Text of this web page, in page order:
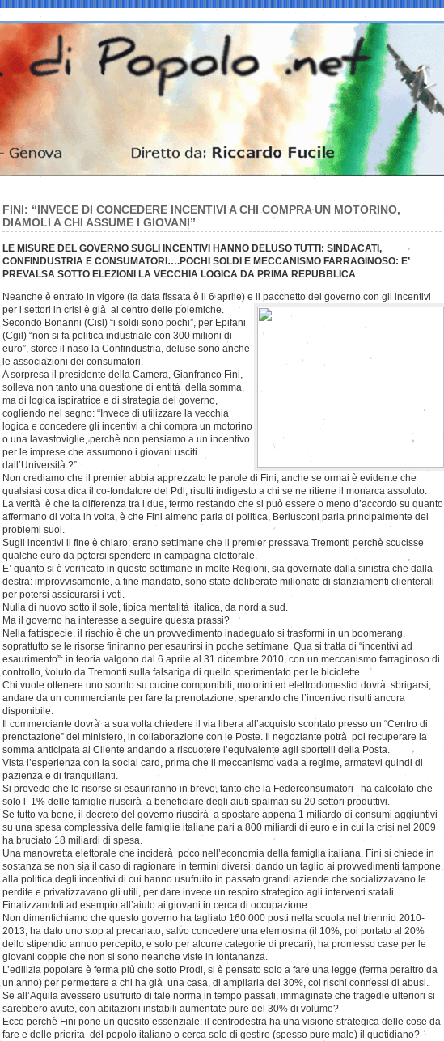
FINI: “INVECE DI CONCEDERE INCENTIVI A CHI COMPRA UN MOTORINO,
DIAMOLI A CHI ASSUME I GIOVANI”
LE MISURE DEL GOVERNO SUGLI INCENTIVI HANNO DELUSO TUTTI: SINDACATI,
CONFINDUSTRIA E CONSUMATORI….POCHI SOLDI E MECCANISMO FARRAGINOSO: E’
PREVALSA SOTTO ELEZIONI LA VECCHIA LOGICA DA PRIMA REPUBBLICA
Neanche è entrato in vigore (la data fissata è il 6 aprile) e il pacchetto del governo con gli incentivi
per i settori in crisi è già al centro delle polemiche.
Secondo Bonanni (Cisl) “i soldi sono pochi”, per Epifani
(Cgil) “non si fa politica industriale con 300 milioni di
euro”, storce il naso la Confindustria, deluse sono anche
le associazioni dei consumatori.
A sorpresa il presidente della Camera, Gianfranco Fini,
solleva non tanto una questione di entità della somma,
ma di logica ispiratrice e di strategia del governo,
cogliendo nel segno: “Invece di utilizzare la vecchia
logica e concedere gli incentivi a chi compra un motorino
o una lavastoviglie, perchè non pensiamo a un incentivo
per le imprese che assumono i giovani usciti
dall’Università ?”.
Non crediamo che il premier abbia apprezzato le parole di Fini, anche se ormai è evidente che
qualsiasi cosa dica il co-fondatore del Pdl, risulti indigesto a chi se ne ritiene il monarca assoluto.
La verità è che la differenza tra i due, fermo restando che si può essere o meno d’accordo su quanto
affermano di volta in volta, è che Fini almeno parla di politica, Berlusconi parla principalmente dei
problemi suoi.
Sugli incentivi il fine è chiaro: erano settimane che il premier pressava Tremonti perchè scucisse
qualche euro da potersi spendere in campagna elettorale.
E’ quanto si è verificato in queste settimane in molte Regioni, sia governate dalla sinistra che dalla
destra: improvvisamente, a fine mandato, sono state deliberate milionate di stanziamenti clienterali
per potersi assicurarsi i voti.
Nulla di nuovo sotto il sole, tipica mentalità italica, da nord a sud.
Ma il governo ha interesse a seguire questa prassi?
Nella fattispecie, il rischio è che un provvedimento inadeguato si trasformi in un boomerang,
soprattutto se le risorse finiranno per esaurirsi in poche settimane. Qua si tratta di “incentivi ad
esaurimento”: in teoria valgono dal 6 aprile al 31 dicembre 2010, con un meccanismo farraginoso di
controllo, voluto da Tremonti sulla falsariga di quello sperimentato per le biciclette.
Chi vuole ottenere uno sconto su cucine componibili, motorini ed elettrodomestici dovrà sbrigarsi,
andare da un commerciante per fare la prenotazione, sperando che l’incentivo risulti ancora
disponibile.
Il commerciante dovrà a sua volta chiedere il via libera all’acquisto scontato presso un “Centro di
prenotazione” del ministero, in collaborazione con le Poste. Il negoziante potrà poi recuperare la
somma anticipata al Cliente andando a riscuotere l’equivalente agli sportelli della Posta.
Vista l’esperienza con la social card, prima che il meccanismo vada a regime, armatevi quindi di
pazienza e di tranquillanti.
Si prevede che le risorse si esauriranno in breve, tanto che la Federconsumatori ha calcolato che
solo l’ 1% delle famiglie riuscirà a beneficiare degli aiuti spalmati su 20 settori produttivi.
Se tutto va bene, il decreto del governo riuscirà a spostare appena 1 miliardo di consumi aggiuntivi
su una spesa complessiva delle famiglie italiane pari a 800 miliardi di euro e in cui la crisi nel 2009
ha bruciato 18 miliardi di spesa.
Una manovretta elettorale che inciderà poco nell’economia della famiglia italiana. Fini si chiede in
sostanza se non sia il caso di ragionare in termini diversi: dando un taglio ai provvedimenti tampone,
alla politica degli incentivi di cui hanno usufruito in passato grandi aziende che socializzavano le
perdite e privatizzavano gli utili, per dare invece un respiro strategico agli interventi statali.
Finalizzandoli ad esempio all’aiuto ai giovani in cerca di occupazione.
Non dimentichiamo che questo governo ha tagliato 160.000 posti nella scuola nel triennio 2010-
2013, ha dato uno stop al precariato, salvo concedere una elemosina (il 10%, poi portato al 20%
dello stipendio annuo percepito, e solo per alcune categorie di precari), ha promesso case per le
giovani coppie che non si sono neanche viste in lontananza.
L’edilizia popolare è ferma più che sotto Prodi, si è pensato solo a fare una legge (ferma peraltro da
un anno) per permettere a chi ha già una casa, di ampliarla del 30%, coi rischi connessi di abusi.
Se all’Aquila avessero usufruito di tale norma in tempo passati, immaginate che tragedie ulteriori si
sarebbero avute, con abitazioni instabili aumentate pure del 30% di volume?
Ecco perchè Fini pone un quesito essenziale: il centrodestra ha una visione strategica delle cose da
fare e delle priorità del popolo italiano o cerca solo di gestire (spesso pure male) il quotidiano?